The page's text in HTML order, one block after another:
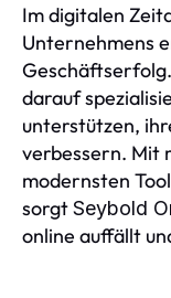
Im digitalen
Unternehmens
Geschäftserfolg.
darauf
unterstützen,
verbessern. Mit
modernsten
sorgtSeybold
online auffällt